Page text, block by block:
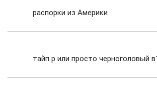
распорки из Америки
тайп р или просто черноголовый